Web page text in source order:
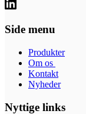
Side menu
Produkter
Om os
Kontakt
Nyheder
Nyttige links